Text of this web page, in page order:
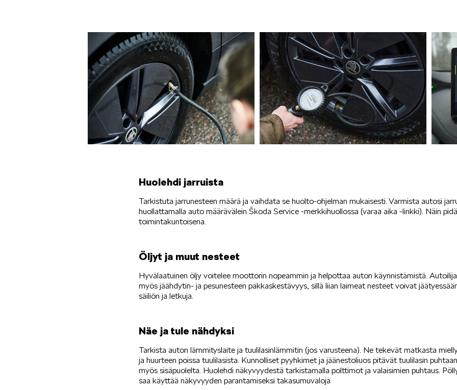
Huolehdi jarruista
Tarkistuta jarrunesteen määrä ja vaihdata se huolto-ohjelman mukaisesti. Varmista autosi
huollattamalla auto määrävälein Škoda Service -merkkihuollossa (varaa aika -linkki). Näin
toimintakuntoisena.
Öljyt ja muut nesteet
Hyvälaatuinen öljy voitelee moottorin nopeammin ja helpottaa auton käynnistämistä.
myös jäähdytin- ja pesunesteen pakkaskestävyys, sillä liian laimeat nesteet voivat
säiliön ja letkuja.
Näe ja tule nähdyksi
Tarkista auton lämmityslaite ja tuulilasinlämmitin (jos varusteena). Ne tekevät matkasta
ja huurteen poissa tuulilasista. Kunnolliset pyyhkimet ja jäänestoliuos pitävät tuulilasin
myös sisäpuolelta. Huolehdi näkyvyydestä tarkistamalla polttimot ja valaisimien puhtaus.
saa käyttää näkyvyyden parantamiseksi takasumuvaloja